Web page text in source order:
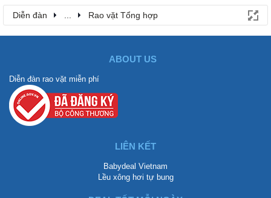
Diễn đàn ... Rao vặt Tổng hợp
ABOUT US
Diễn đàn rao vặt miễn phí
LIÊN KẾT
Babydeal Vietnam
Lều xông hơi tự bung